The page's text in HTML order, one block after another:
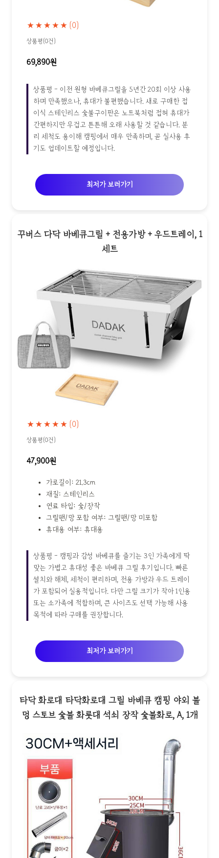
★★★★★ (0)
상품평(0건)
69,890원
상품평 - 이전 원형 바베큐그릴을 5년간 20회 이상 사용
하며 만족했으나, 휴대가 불편했습니다. 새로 구매한 접
이식 스테인리스 숯불구이판은 노트북처럼 접혀 휴대가
간편하지만 무겁고 튼튼해 오래 사용할 것 같습니다. 분
리 세척도 용이해 캠핑에서 매우 만족하며, 곧 실사용 후
기도 업데이트할 예정입니다.
최저가 보러가기
꾸버스 다닥 바베큐그릴 + 전용가방 + 우드트레이, 1
세트
★★★★★ (0)
상품평(0건)
47,900원
가로길이: 21.3cm
재질: 스테인리스
연료 타입: 숯/장작
그릴팬/망 포함 여부: 그릴팬/망 미포함
휴대용 여부: 휴대용
상품평 - 캠핑과 감성 바베큐를 즐기는 3인 가족에게 딱
맞는 가볍고 휴대성 좋은 바베큐 그릴 후기입니다. 빠른
설치와 해체, 세척이 편리하며, 전용 가방과 우드 트레이
가 포함되어 실용적입니다. 다만 그릴 크기가 작아 1인용
또는 소가족에 적합하며, 큰 사이즈도 선택 가능해 사용
목적에 따라 구매를 권장합니다.
최저가 보러가기
타닥 화로대 타닥화로대 그릴 바베큐 캠핑 야외 불
멍 스토브 숯불 화롯대 석쇠 장작 숯불화로, A, 1개